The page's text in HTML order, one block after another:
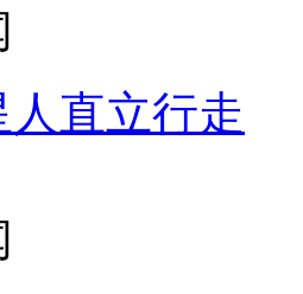
直立行走